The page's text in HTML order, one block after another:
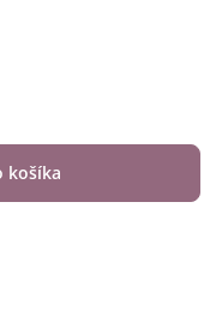
košíka